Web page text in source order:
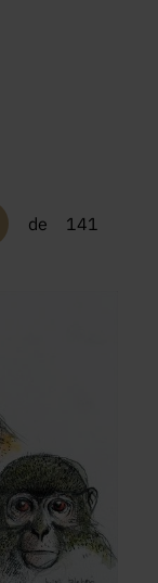
de 141